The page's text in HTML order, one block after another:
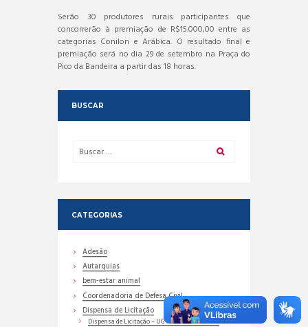
Serão 30 produtores rurais participantes que
concorrerão à premiação de R$15.000,00 entre as
categorias Conilon e Arábica. O resultado final e
premiação será no dia 29 de setembro na Praça do
Pico da Bandeira a partir das 18 horas.
BUSCAR
CATEGORIAS
Adesão
Autarquias
bem-estar animal
Coordenadoria de Defesa Civil
Dispensa de Licitação
Dispensa de Licitação – UG Assistência Social